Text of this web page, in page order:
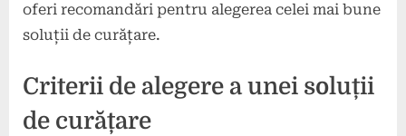
oferi recomandări pentru alegerea celei mai bune
soluții de curățare.
Criterii de alegere a unei soluții
de curățare